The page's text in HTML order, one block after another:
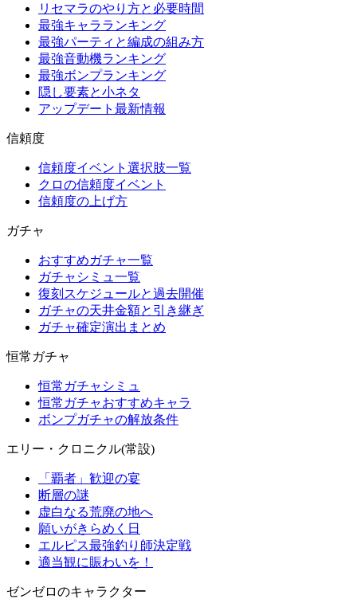
リセマラのやり方と必要時間
最強キャラランキング
最強パーティと編成の組み方
最強音動機ランキング
最強ボンプランキング
隠し要素と小ネタ
アップデート最新情報
信頼度
信頼度イベント選択肢一覧
クロの信頼度イベント
信頼度の上げ方
ガチャ
おすすめガチャ一覧
ガチャシミュ一覧
復刻スケジュールと過去開催
ガチャの天井金額と引き継ぎ
ガチャ確定演出まとめ
恒常ガチャ
恒常ガチャシミュ
恒常ガチャおすすめキャラ
ボンプガチャの解放条件
エリー・クロニクル(常設)
「覇者」歓迎の宴
断層の謎
虚白なる荒廃の地へ
願いがきらめく日
エルピス最強釣り師決定戦
適当観に賑わいを！
ゼンゼロのキャラクター